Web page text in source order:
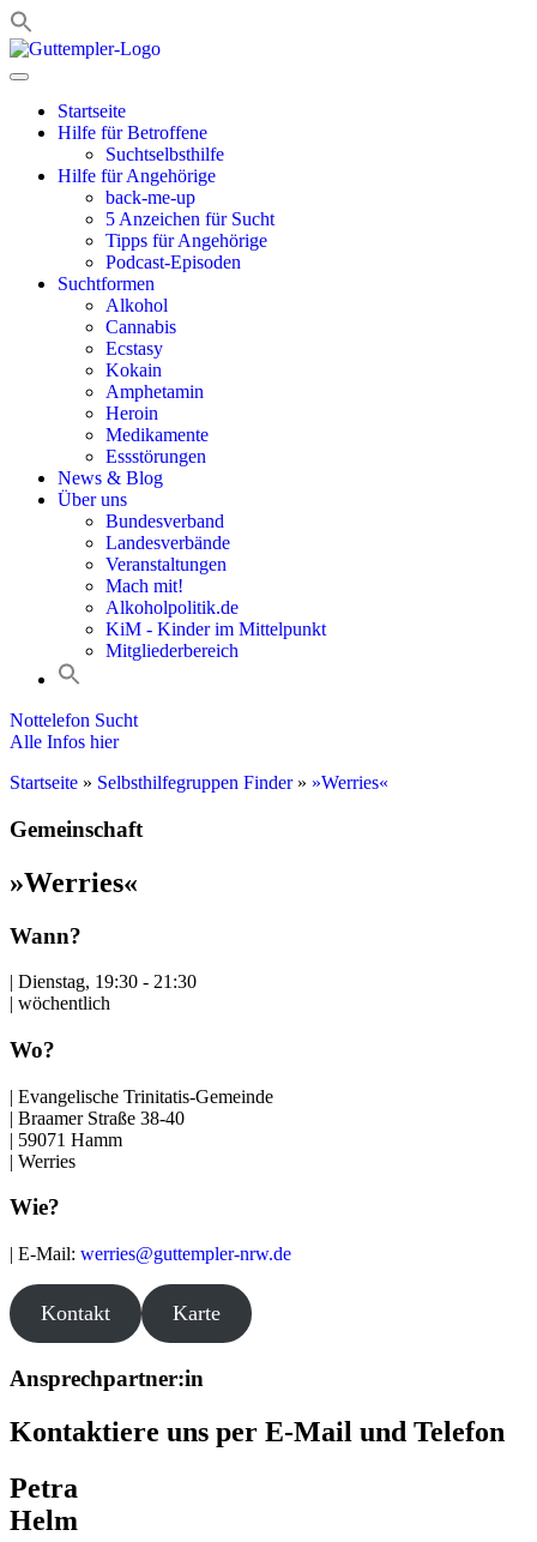
Zum
Inhalt
Startseite
Hilfe für Betroffene
Suchtselbsthilfe
Hilfe für Angehörige
back-me-up
5 Anzeichen für Sucht
Tipps für Angehörige
Podcast-Episoden
Suchtformen
Alkohol
Cannabis
Ecstasy
Kokain
Amphetamin
Heroin
Medikamente
Essstörungen
News & Blog
Über uns
Bundesverband
Landesverbände
Veranstaltungen
Mach mit!
Alkoholpolitik.de
KiM - Kinder im Mittelpunkt
Mitgliederbereich
Nottelefon Sucht
Alle Infos hier
Startseite » Selbsthilfegruppen Finder» »Werries«
Gemeinschaft
»Werries«
Wann?
| Dienstag, 19:30 - 21:30
| wöchentlich
Wo?
| Evangelische Trinitatis-Gemeinde
| Braamer Straße 38-40
| 59071 Hamm
| Werries
Wie?
| E-Mail: werries@guttempler-nrw.de
Kontakt Karte
Ansprechpartner:in
Kontaktiere uns per E-Mail und Telefon
Petra
Helm